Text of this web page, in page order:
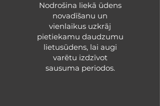
​Nodrošina liekā ūdens
novadīšanu un
vienlaikus uzkrāj
pietiekamu daudzumu
lietusūdens, lai augi
varētu izdzīvot
sausuma periodos.